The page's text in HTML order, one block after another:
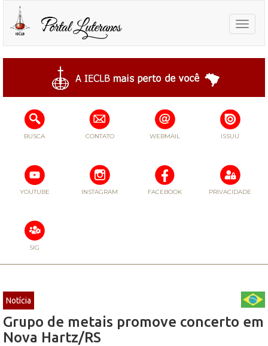
Toggle
BUSCA CONTATO WEBMAIL ISSUU
YOUTUBE INSTAGRAM FACEBOOK PRIVACIDADE
SIG
Notícia
Grupo de metais promove concerto em
Nova Hartz/RS